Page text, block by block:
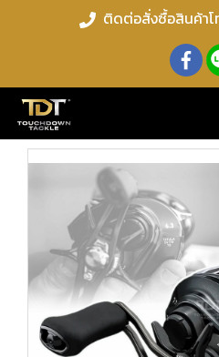
ติดต่อสั่งซื้อสินค้า